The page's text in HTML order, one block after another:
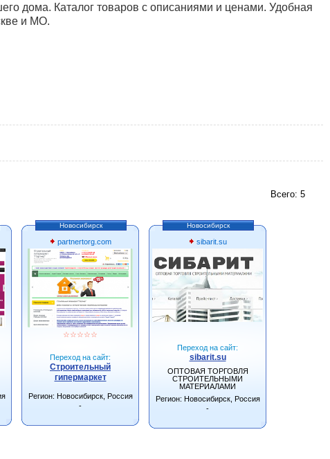
дома. Каталог товаров с описаниями и ценами. Удобная
и МО.
Всего: 5
Новосибирск
partnertorg.com
☆☆☆☆☆
Переход на сайт:
Строительный
гипермаркет
Регион: Новосибирск, Россия
-
Новосибирск
sibarit.su
Переход на сайт:
sibarit.su
ОПТОВАЯ ТОРГОВЛЯ
СТРОИТЕЛЬНЫМИ
МАТЕРИАЛАМИ
Регион: Новосибирск, Россия
-